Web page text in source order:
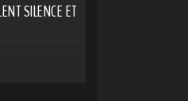
SILENCE ET